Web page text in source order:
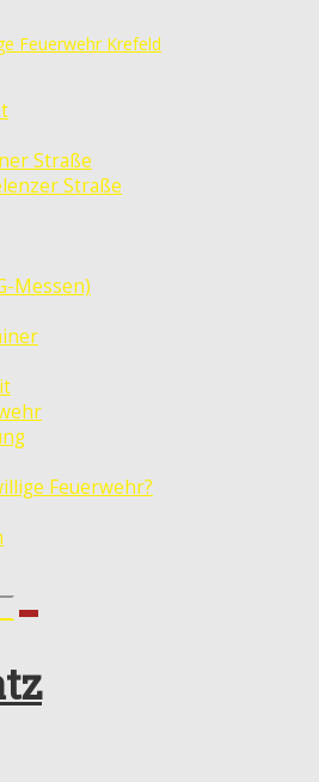
Feuerwehr Krefeld
Straße
Straße
Messen)
Feuerwehr?